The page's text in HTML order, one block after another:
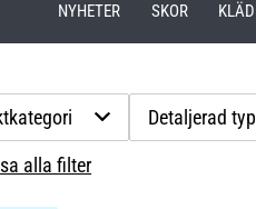
NYHETER SKOR
Detaljerad
alla filter